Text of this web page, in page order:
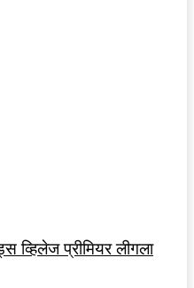
व्हिलेज प्रीमियर लीगला